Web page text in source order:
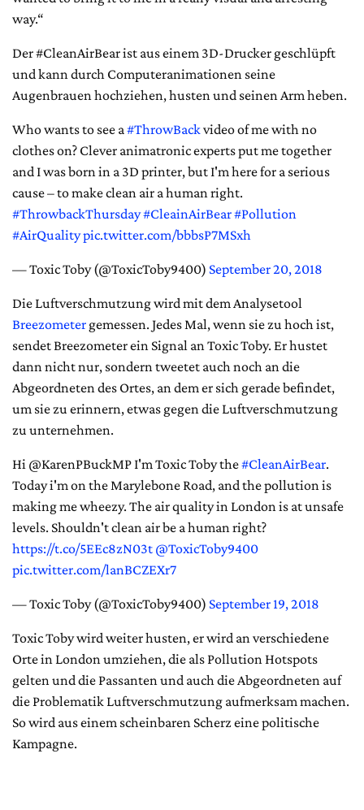
way.“
Der #CleanAirBear ist aus einem 3D-Drucker geschlüpft
und kann durch Computeranimationen seine
Augenbrauen hochziehen, husten und seinen Arm heben.
Who wants to see a#ThrowBackvideo of me with no
clothes on? Clever animatronic experts put me together
and I was born in a 3D printer, but I'm here for a serious
cause – to make clean air a human right.
#ThrowbackThursday#CleainAirBear#Pollution
#AirQualitypic.twitter.com/bbbsP7MSxh
— Toxic Toby (@ToxicToby9400) September 20, 2018
Die Luftverschmutzung wird mit dem Analysetool
Breezometer gemessen. Jedes Mal, wenn sie zu hoch ist,
sendet Breezometer ein Signal an Toxic Toby. Er hustet
dann nicht nur, sondern tweetet auch noch an die
Abgeordneten des Ortes, an dem er sich gerade befindet,
um sie zu erinnern, etwas gegen die Luftverschmutzung
zu unternehmen.
Hi @KarenPBuckMP I'm Toxic Toby the#CleanAirBear.
Today i'm on the Marylebone Road, and the pollution is
making me wheezy. The air quality in London is at unsafe
levels. Shouldn't clean air be a human right?
https://t.co/5EEc8zN03t @ToxicToby9400
pic.twitter.com/lanBCZEXr7
— Toxic Toby (@ToxicToby9400) September 19, 2018
Toxic Toby wird weiter husten, er wird an verschiedene
Orte in London umziehen, die als Pollution Hotspots
gelten und die Passanten und auch die Abgeordneten auf
die Problematik Luftverschmutzung aufmerksam machen.
So wird aus einem scheinbaren Scherz eine politische
Kampagne.